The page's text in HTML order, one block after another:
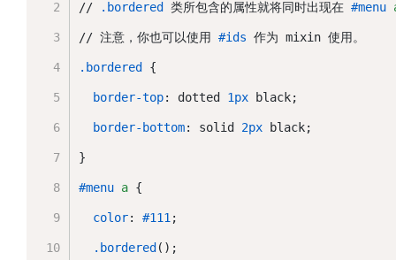
// .bordered 类所包含的属性就将同时出现在 #menu
// 注意，你也可以使用 #ids 作为 mixin 使用。
.bordered {
border-top: dotted 1px black;
border-bottom: solid 2px black;
}
#menu a {
color: #111 ;
.bordered ();